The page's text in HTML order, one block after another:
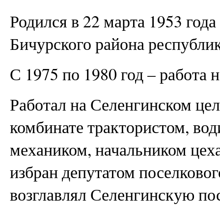
Родился в 22 марта 1953
Бичурского района
С 1975 по 1980 год – работа
Работал на Селенгинском
комбинате трактористом,
механиком, начальником
избран депутатом
возглавлял Селенгинскую